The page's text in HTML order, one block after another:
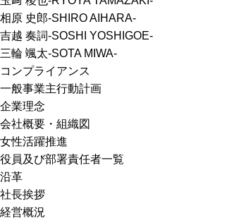
相原 史郎-SHIRO AIHARA-
吉越 奏詞-SOSHI YOSHIGOE-
三輪 颯太-SOTA MIWA-
コンプライアンス
一般事業主行動計画
企業理念
会社概要・組織図
女性活躍推進
役員及び部署責任者一覧
沿革
社長挨拶
経営概況